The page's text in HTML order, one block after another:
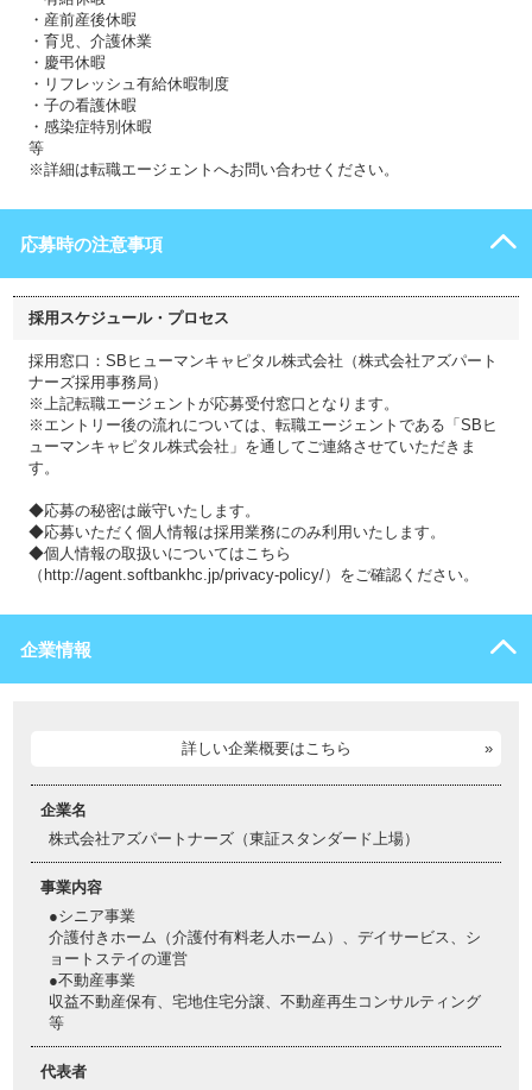
・産前産後休暇
・育児、介護休業
・慶弔休暇
・リフレッシュ有給休暇制度
・子の看護休暇
・感染症特別休暇
等
※詳細は転職エージェントへお問い合わせください。
応募時の注意事項
採用スケジュール・プロセス
採用窓口：SBヒューマンキャピタル株式会社（株式会社アズパート
ナーズ採用事務局）
※上記転職エージェントが応募受付窓口となります。
※エントリー後の流れについては、転職エージェントである「SBヒ
ューマンキャピタル株式会社」を通してご連絡させていただきま
す。
◆応募の秘密は厳守いたします。
◆応募いただく個人情報は採用業務にのみ利用いたします。
◆個人情報の取扱いについてはこちら
（http://agent.softbankhc.jp/privacy-policy/）をご確認ください。
企業情報
詳しい企業概要はこちら
企業名
株式会社アズパートナーズ（東証スタンダード上場）
事業内容
●シニア事業
介護付きホーム（介護付有料老人ホーム）、デイサービス、シ
ョートステイの運営
●不動産事業
収益不動産保有、宅地住宅分譲、不動産再生コンサルティング
等
代表者